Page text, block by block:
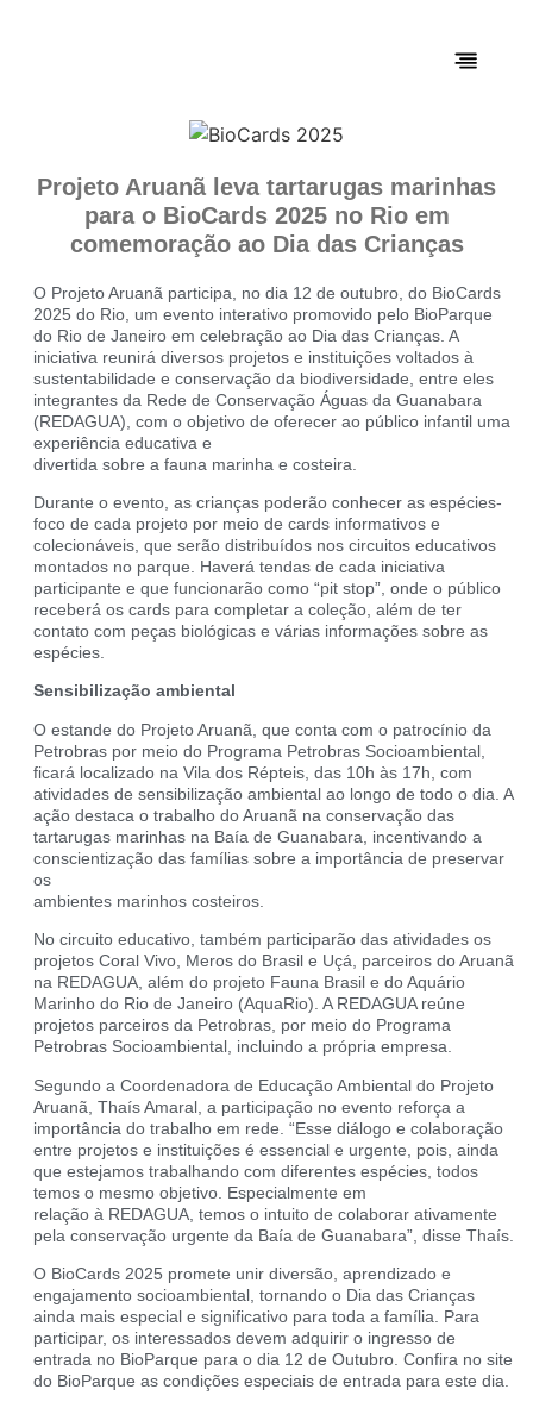
Projeto Aruanã leva tartarugas marinhas
para o BioCards 2025 no Rio em
comemoração ao Dia das Crianças
O Projeto Aruanã participa, no dia 12 de outubro, do BioCards
2025 do Rio, um evento interativo promovido pelo BioParque
do Rio de Janeiro em celebração ao Dia das Crianças. A
iniciativa reunirá diversos projetos e instituições voltados à
sustentabilidade e conservação da biodiversidade, entre eles
integrantes da Rede de Conservação Águas da Guanabara
(REDAGUA), com o objetivo de oferecer ao público infantil uma
experiência educativa e
divertida sobre a fauna marinha e costeira.
Durante o evento, as crianças poderão conhecer as espécies-
foco de cada projeto por meio de cards informativos e
colecionáveis, que serão distribuídos nos circuitos educativos
montados no parque. Haverá tendas de cada iniciativa
participante e que funcionarão como “pit stop”, onde o público
receberá os cards para completar a coleção, além de ter
contato com peças biológicas e várias informações sobre as
espécies.
Sensibilização ambiental
O estande do Projeto Aruanã, que conta com o patrocínio da
Petrobras por meio do Programa Petrobras Socioambiental,
ficará localizado na Vila dos Répteis, das 10h às 17h, com
atividades de sensibilização ambiental ao longo de todo o dia. A
ação destaca o trabalho do Aruanã na conservação das
tartarugas marinhas na Baía de Guanabara, incentivando a
conscientização das famílias sobre a importância de preservar
os
ambientes marinhos costeiros.
No circuito educativo, também participarão das atividades os
projetos Coral Vivo, Meros do Brasil e Uçá, parceiros do Aruanã
na REDAGUA, além do projeto Fauna Brasil e do Aquário
Marinho do Rio de Janeiro (AquaRio). A REDAGUA reúne
projetos parceiros da Petrobras, por meio do Programa
Petrobras Socioambiental, incluindo a própria empresa.
Segundo a Coordenadora de Educação Ambiental do Projeto
Aruanã, Thaís Amaral, a participação no evento reforça a
importância do trabalho em rede. “Esse diálogo e colaboração
entre projetos e instituições é essencial e urgente, pois, ainda
que estejamos trabalhando com diferentes espécies, todos
temos o mesmo objetivo. Especialmente em
relação à REDAGUA, temos o intuito de colaborar ativamente
pela conservação urgente da Baía de Guanabara”, disse Thaís.
O BioCards 2025 promete unir diversão, aprendizado e
engajamento socioambiental, tornando o Dia das Crianças
ainda mais especial e significativo para toda a família. Para
participar, os interessados devem adquirir o ingresso de
entrada no BioParque para o dia 12 de Outubro. Confira no site
do BioParque as condições especiais de entrada para este dia.